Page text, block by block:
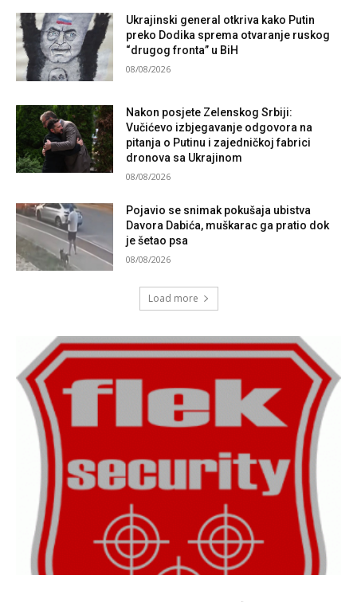
Ukrajinski general otkriva kako Putin
preko Dodika sprema otvaranje ruskog
“drugog fronta” u BiH
08/08/2026
Nakon posjete Zelenskog Srbiji:
Vučićevo izbjegavanje odgovora na
pitanja o Putinu i zajedničkoj fabrici
dronova sa Ukrajinom
08/08/2026
Pojavio se snimak pokušaja ubistva
Davora Dabića, muškarac ga pratio dok
je šetao psa
08/08/2026
Load more